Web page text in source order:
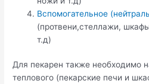
Вспомогательное
(протвени,стеллажи,
т.д)
Для пекарен также необходимо
теплового (пекарские печи и